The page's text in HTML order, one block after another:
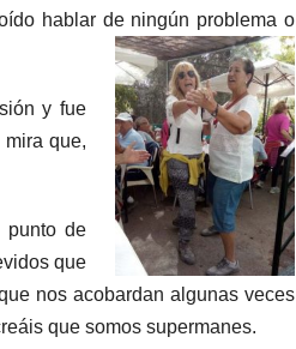
hablar de ningún problema o
y fue
que,
punto de
que
nos acobardan algunas veces
que somos supermanes.